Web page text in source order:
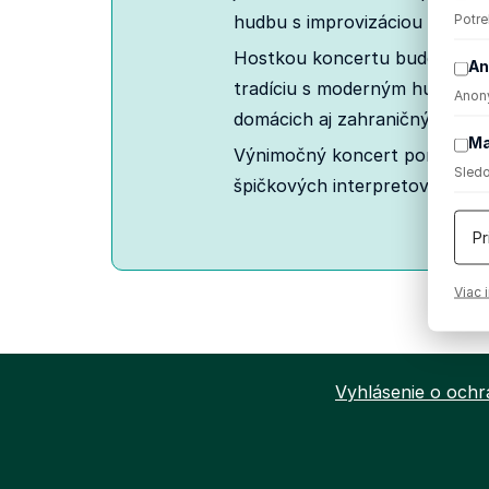
hudbu s improvizáciou a
Hostkou koncertu bude
tradíciu s moderným
domácich aj zahraničných
Výnimočný koncert ponúkne
špičkových interpretov.
Vyhlásenie o
Viac